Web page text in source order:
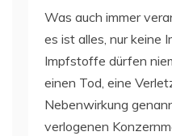
Was auch immer
es ist alles, nur keine
Impfstoffe dürfen
einen Tod, eine
Nebenwirkung
verlogenen